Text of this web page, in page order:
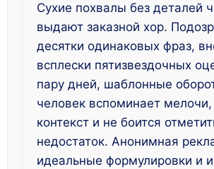
Сухие похвалы без деталей
выдают заказной хор.
десятки одинаковых фраз,
всплески пятизвездочных
пару дней, шаблонные
человек вспоминает
контекст и не боится
недостаток. Анонимная
идеальные формулировки и